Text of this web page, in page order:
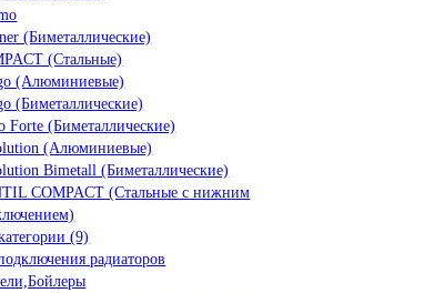
(Биметаллические)
(Стальные)
(Алюминиевые)
(Биметаллические)
Forte (Биметаллические)
(Алюминиевые)
Bimetall (Биметаллические)
COMPACT (Стальные с нижним
(9)
радиаторов